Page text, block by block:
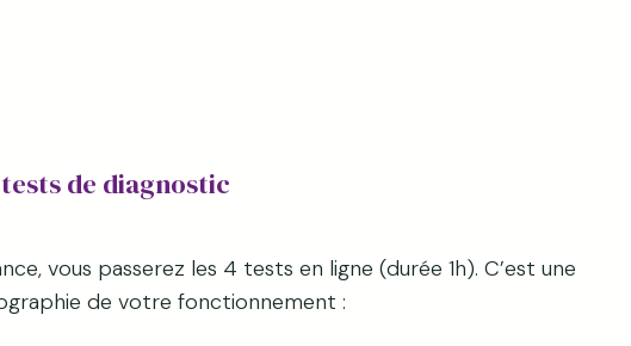
tests de diagnostic
vous passerez les 4 tests en ligne (durée 1h). C’est une
de votre fonctionnement :